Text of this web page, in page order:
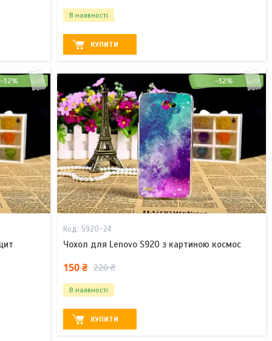
В наявності
КУПИТИ
–32% –32%
S920-24
Чохол для Lenovo S920 з картиною космос
150 ₴ 220 ₴
В наявності
КУПИТИ